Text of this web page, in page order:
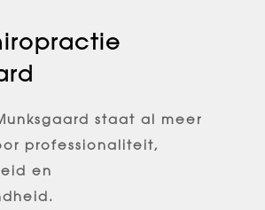
staat al meer
professionaliteit,
en